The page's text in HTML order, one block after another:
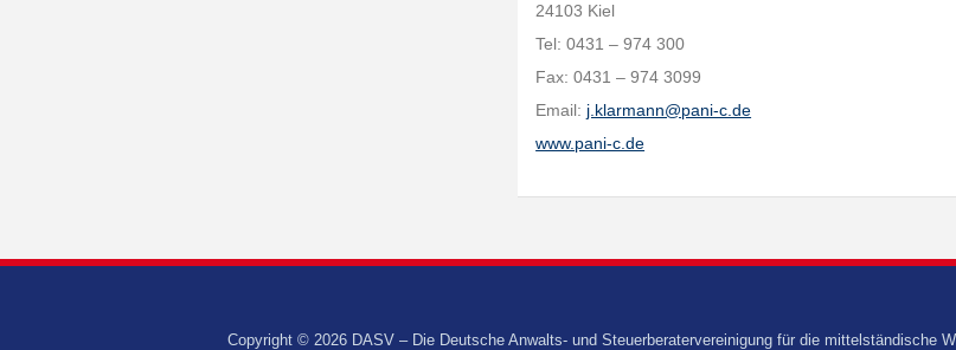
24103 Kiel
Tel: 0431 – 974 300
Fax: 0431 – 974 3099
Email: j.klarmann@pani-c.de
www.pani-c.de
Copyright © 2026 DASV – Die Deutsche Anwalts- und Steuerberatervereinigung für die mittelständische